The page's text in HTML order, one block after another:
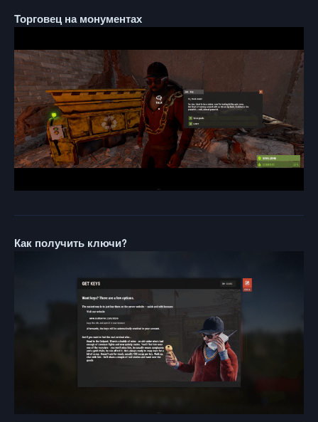
Торговец на монументах
Как получить ключи?